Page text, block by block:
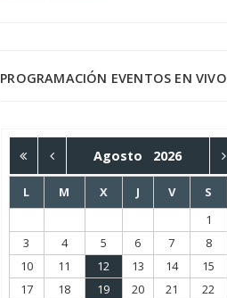
PROGRAMACIÓN EVENTOS EN VIVO
Agosto 2026
L M X J V S
1
3
4 5 6 7 8
10
11 12 13 14 15
17
18 19 20 21 22